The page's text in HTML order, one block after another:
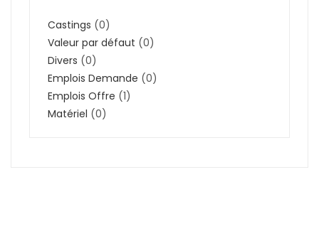
Castings (0)
Valeur par défaut (0)
Divers (0)
Emplois Demande (0)
Emplois Offre (1)
Matériel (0)